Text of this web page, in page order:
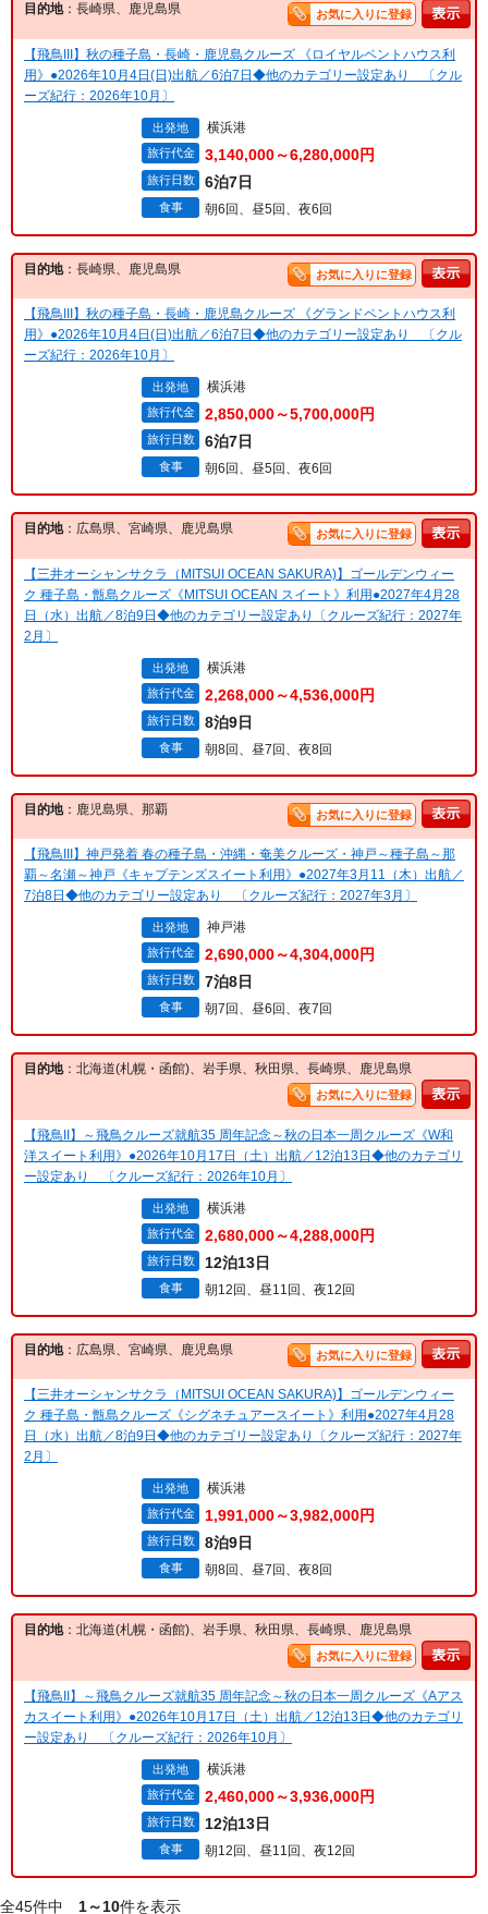
目的地：長崎県、鹿児島県 お気に入りに登録
【飛鳥III】秋の種子島・長崎・鹿児島クルーズ 《ロイヤルペントハウス利
用》●2026年10月4日(日)出航／6泊7日◆他のカテゴリー設定あり 〔クル
ーズ紀行：2026年10月〕
出発地 横浜港
旅行代金 3,140,000～6,280,000円
旅行日数 6泊7日
食事 朝6回、昼5回、夜6回
目的地：長崎県、鹿児島県 お気に入りに登録
【飛鳥III】秋の種子島・長崎・鹿児島クルーズ 《グランドペントハウス利
用》●2026年10月4日(日)出航／6泊7日◆他のカテゴリー設定あり 〔クル
ーズ紀行：2026年10月〕
出発地 横浜港
旅行代金 2,850,000～5,700,000円
旅行日数 6泊7日
食事 朝6回、昼5回、夜6回
目的地：広島県、宮崎県、鹿児島県 お気に入りに登録
【三井オーシャンサクラ（MITSUI OCEAN SAKURA)】ゴールデンウィー
ク 種子島・甑島クルーズ《MITSUI OCEAN スイート》利用●2027年4月28
日（水）出航／8泊9日◆他のカテゴリー設定あり〔クルーズ紀行：2027年
2月〕
出発地 横浜港
旅行代金 2,268,000～4,536,000円
旅行日数 8泊9日
食事 朝8回、昼7回、夜8回
目的地：鹿児島県、那覇 お気に入りに登録
【飛鳥III】神戸発着 春の種子島・沖縄・奄美クルーズ・神戸～種子島～那
覇～名瀬～神戸《キャプテンズスイート利用》●2027年3月11（木）出航／
7泊8日◆他のカテゴリー設定あり 〔クルーズ紀行：2027年3月〕
出発地 神戸港
旅行代金 2,690,000～4,304,000円
旅行日数 7泊8日
食事 朝7回、昼6回、夜7回
目的地：北海道(札幌・函館)、岩手県、秋田県、長崎県、鹿児島県
お気に入りに登録
【飛鳥II】～飛鳥クルーズ就航35 周年記念～秋の日本一周クルーズ《W和
洋スイート利用》●2026年10月17日（土）出航／12泊13日◆他のカテゴリ
ー設定あり 〔クルーズ紀行：2026年10月〕
出発地 横浜港
旅行代金 2,680,000～4,288,000円
旅行日数 12泊13日
食事 朝12回、昼11回、夜12回
目的地：広島県、宮崎県、鹿児島県 お気に入りに登録
【三井オーシャンサクラ（MITSUI OCEAN SAKURA)】ゴールデンウィー
ク 種子島・甑島クルーズ《シグネチュアースイート》利用●2027年4月28
日（水）出航／8泊9日◆他のカテゴリー設定あり〔クルーズ紀行：2027年
2月〕
出発地 横浜港
旅行代金 1,991,000～3,982,000円
旅行日数 8泊9日
食事 朝8回、昼7回、夜8回
目的地：北海道(札幌・函館)、岩手県、秋田県、長崎県、鹿児島県
お気に入りに登録
【飛鳥II】～飛鳥クルーズ就航35 周年記念～秋の日本一周クルーズ《Aアス
カスイート利用》●2026年10月17日（土）出航／12泊13日◆他のカテゴリ
ー設定あり 〔クルーズ紀行：2026年10月〕
出発地 横浜港
旅行代金 2,460,000～3,936,000円
旅行日数 12泊13日
食事 朝12回、昼11回、夜12回
全45件中 1～10件を表示